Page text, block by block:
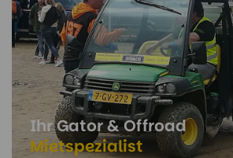
Ihr Gator & Offroad
Mietspezialist